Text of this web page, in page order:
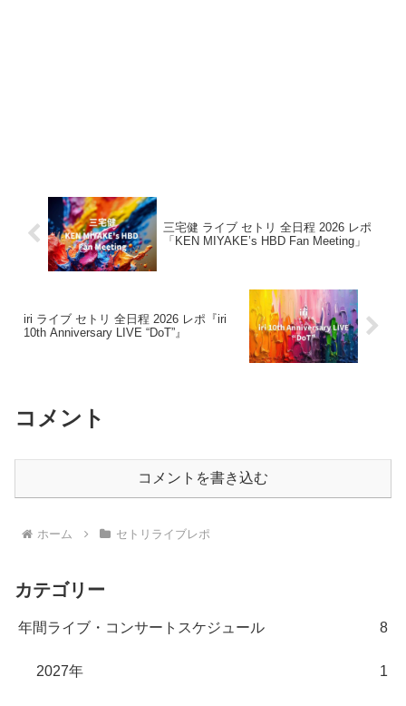
三宅健 ライブ セトリ 全日程 2026 レポ
「KEN MIYAKE’s HBD Fan Meeting」
iri ライブ セトリ 全日程 2026 レポ『iri
10th Anniversary LIVE “DoT”』
コメント
コメントを書き込む
ホーム セトリライブレポ
カテゴリー
年間ライブ・コンサートスケジュール 8
2027年 1